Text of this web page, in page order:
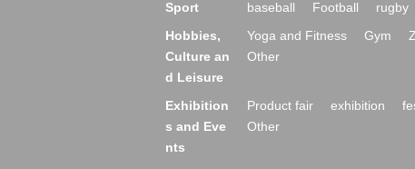
Sport baseball Football rugby
Hobbies,
Culture an
d Leisure
Yoga and Fitness Gym
Other
Exhibition
s and Eve
nts
Product fair exhibition
Other